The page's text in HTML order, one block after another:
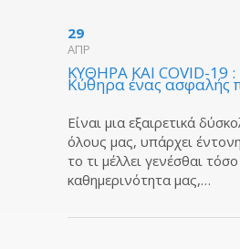
29
ΑΠΡ
KYΘΗΡΑ ΚΑΙ COVID-19 :
Κύθηρα ένας ασφαλής
Eίναι μια εξαιρετικά
όλους μας, υπάρχει
το τι μέλλει γενέσθαι
καθημερινότητα μας,…